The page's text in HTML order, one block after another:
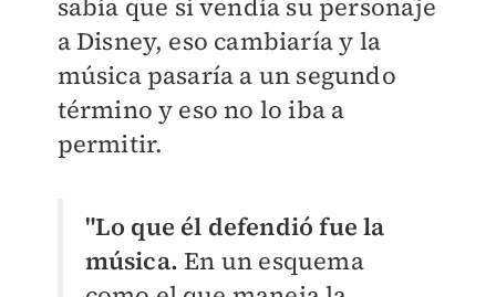
sabía que si vendía su personaje
a Disney, eso cambiaría y la
música pasaría a un segundo
término y eso no lo iba a
permitir.
"Lo que él defendió fue la
música. En un esquema